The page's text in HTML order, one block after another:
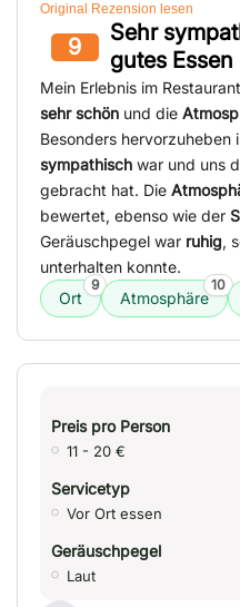
Original Rezension lesen
9
Sehr
gutes Essen
Mein Erlebnis im
sehr schön und die
Besonders hervorzuheben
sympathisch war und uns
gebracht hat. Die
bewertet, ebenso wie der
Geräuschpegel war ruhig,
unterhalten konnte.
Ort
9
Atmosphäre
10
Preis pro Person
11 - 20 €
Servicetyp
Vor Ort essen
Geräuschpegel
Laut